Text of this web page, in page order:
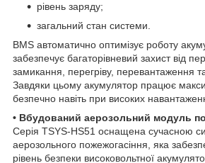
рівень заряду;
загальний стан системи.
BMS автоматично оптимізує роботу
забезпечує багаторівневий захист від
замикання, перегріву, перевантаження
Завдяки цьому акумулятор працює
безпечно навіть при високих
• Вбудований аерозольний модуль
Серія TSYS-HS51 оснащена сучасною
аерозольного пожежогасіння, яка
рівень безпеки високовольтної